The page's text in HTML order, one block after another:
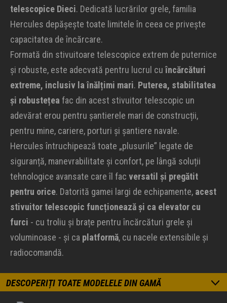
telescopice Dieci. Dedicată lucrărilor grele, familia
Hercules depășește toate limitele în ceea ce privește
capacitatea de încărcare.
Formată din stivuitoare telescopice extrem de puternice
și robuste, este adecvată pentru lucrul cuîncărcături
extreme, inclusiv la înălțimi mari. Puterea, stabilitatea
și robustețea fac din acest stivuitor telescopic un
adevărat erou pentru șantierele mari de construcții,
pentru mine, cariere, porturi și șantiere navale.
Hercules întruchipează toate „plusurile” legate de
siguranță, manevrabilitate și confort, pe lângă soluții
tehnologice avansate care îl fac versatil și pregătit
pentru orice. Datorită gamei largi de echipamente, acest
stivuitor telescopic funcționează și ca elevator cu
furci - cu troliu și brațe pentru încărcături grele și
voluminoase - și ca platformă, cu nacele extensibile și
radiocomandă.
DESCOPERIȚI TOATE MODELELE DIN GAMĂ